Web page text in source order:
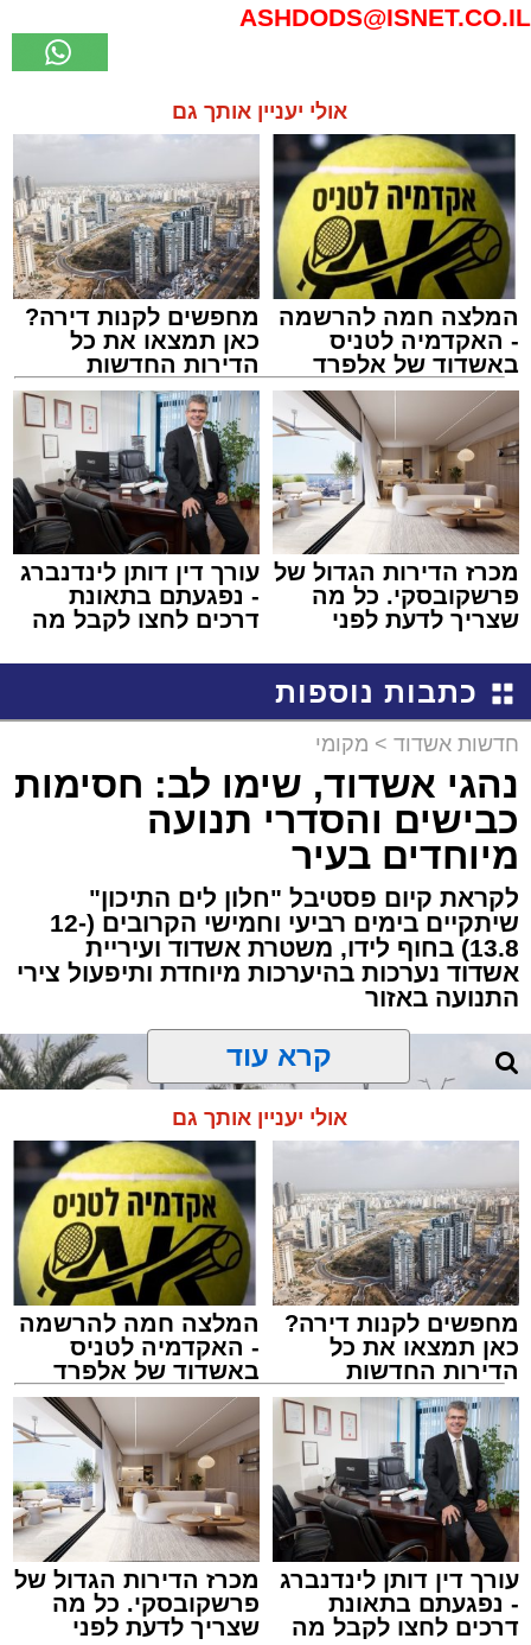
ASHDODS@ISNET.CO.IL
אולי יעניין אותך גם
המלצה חמה להרשמה
- האקדמיה לטניס
באשדוד של אלפרד
קריאולנסקי - לילדים
מחפשים לקנות דירה?
כאן תמצאו את כל
הדירות החדשות
למכירה באשדוד >>>
מכרז הדירות הגדול של
פרשקובסקי. כל מה
שצריך לדעת לפני
באשדוד
עורך דין דותן לינדנברג
- נפגעתם בתאונת
דרכים לחצו לקבל מה
כתבות נוספות
חדשות אשדוד > מקומי
נהגי אשדוד, שימו לב: חסימות
כבישים והסדרי תנועה
מיוחדים בעיר
לקראת קיום פסטיבל "חלון לים התיכון"
שיתקיים בימים רביעי וחמישי הקרובים (12-
13.8) בחוף לידו, משטרת אשדוד ועיריית
אשדוד נערכות בהיערכות מיוחדת ותיפעול צירי
התנועה באזור
הכבישים פתוחים באשדוד
מערכת האתר / 13:52 10.08.26
קרא עוד
אולי יעניין אותך גם
מחפשים לקנות דירה?
כאן תמצאו את כל
הדירות החדשות
למכירה באשדוד >>>
המלצה חמה להרשמה
- האקדמיה לטניס
באשדוד של אלפרד
קריאולנסקי - לילדים
עורך דין דותן לינדנברג
- נפגעתם בתאונת
דרכים לחצו לקבל מה
מכרז הדירות הגדול של
פרשקובסקי. כל מה
שצריך לדעת לפני